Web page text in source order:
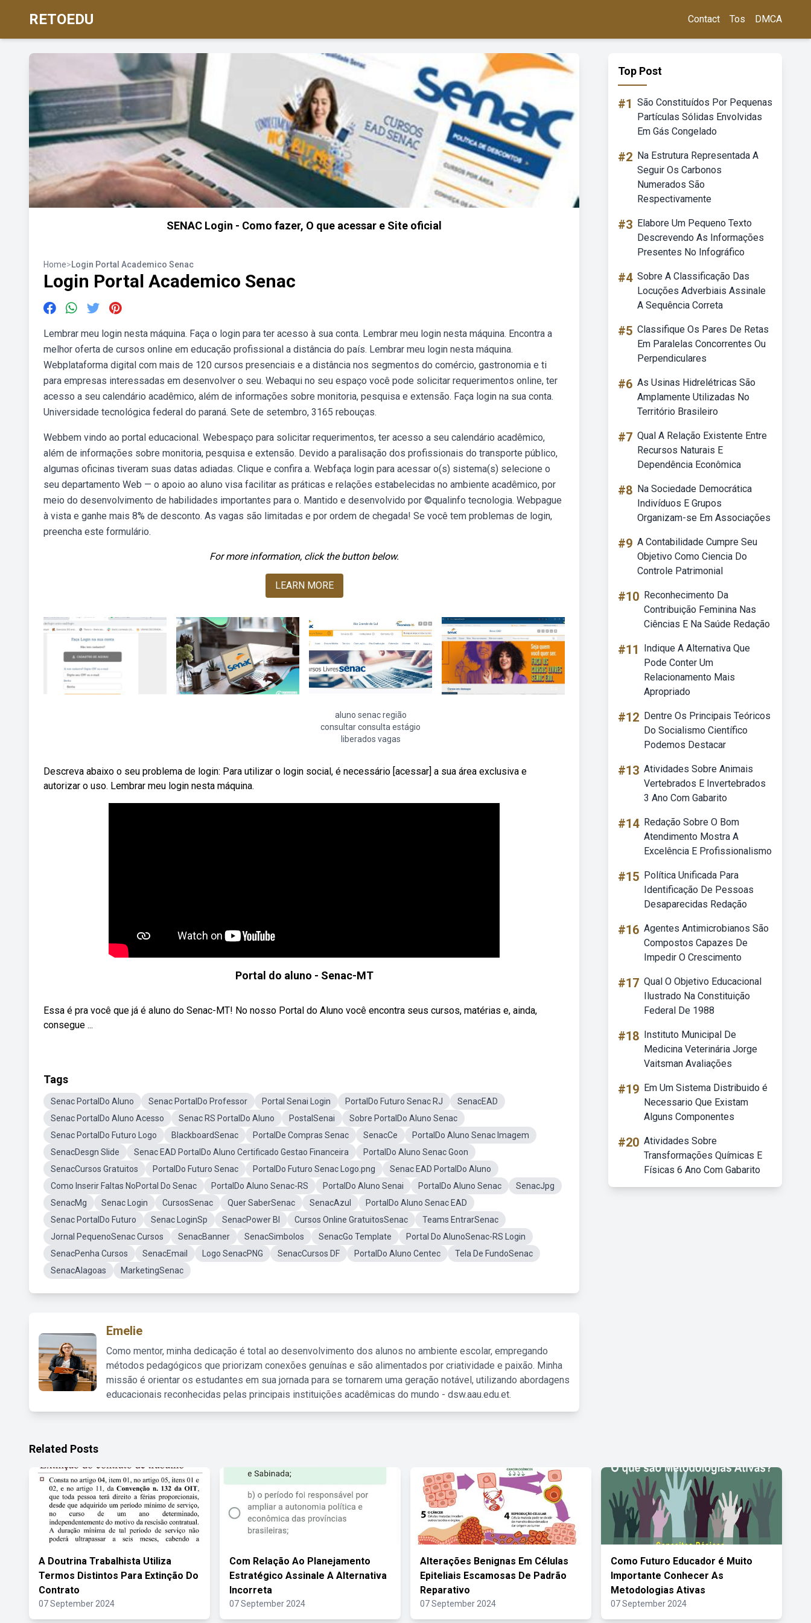
RETOEDU Contact Tos DMCA
SENAC Login - Como fazer, O que acessar e Site oficial
Home>Login Portal Academico Senac
Login Portal Academico Senac
Lembrar meu login nesta máquina. Faça o login para ter acesso à sua conta. Lembrar meu login nesta máquina. Encontra a
melhor oferta de cursos online em educação profissional a distância do país. Lembrar meu login nesta máquina.
Webplataforma digital com mais de 120 cursos presenciais e a distância nos segmentos do comércio, gastronomia e ti
para empresas interessadas em desenvolver o seu. Webaqui no seu espaço você pode solicitar requerimentos online, ter
acesso a seu calendário acadêmico, além de informações sobre monitoria, pesquisa e extensão. Faça login na sua conta.
Universidade tecnológica federal do paraná. Sete de setembro, 3165 rebouças.
Webbem vindo ao portal educacional. Webespaço para solicitar requerimentos, ter acesso a seu calendário acadêmico,
além de informações sobre monitoria, pesquisa e extensão. Devido a paralisação dos profissionais do transporte público,
algumas oficinas tiveram suas datas adiadas. Clique e confira a. Webfaça login para acessar o(s) sistema(s) selecione o
seu departamento Web — o apoio ao aluno visa facilitar as práticas e relações estabelecidas no ambiente acadêmico, por
meio do desenvolvimento de habilidades importantes para o. Mantido e desenvolvido por ©qualinfo tecnologia. Webpague
à vista e ganhe mais 8% de desconto. As vagas são limitadas e por ordem de chegada! Se você tem problemas de login,
preencha este formulário.
For more information, click the button below.
LEARN MORE
aluno senac região
consultar consulta estágio
liberados vagas
Descreva abaixo o seu problema de login: Para utilizar o login social, é necessário [acessar] a sua área exclusiva e
autorizar o uso. Lembrar meu login nesta máquina.
Portal do aluno - Senac-MT
Essa é pra você que já é aluno do Senac-MT! No nosso Portal do Aluno você encontra seus cursos, matérias e, ainda,
consegue ...
Tags
Senac PortalDo Aluno Senac PortalDo Professor Portal Senai Login PortalDo Futuro Senac RJ
SenacEAD
Senac PortalDo Aluno Acesso
Senac RS PortalDo Aluno PostalSenai
Sobre PortalDo Aluno Senac
Senac PortalDo Futuro Logo
BlackboardSenac PortalDe Compras Senac SenacCe
PortalDo Aluno Senac Imagem
SenacDesgn Slide
Senac EAD PortalDo Aluno Certificado Gestao Financeira
PortalDo Aluno Senac Goon
SenacCursos Gratuitos
PortalDo Futuro Senac PortalDo Futuro Senac Logo.png
Senac EAD PortalDo Aluno
Como Inserir Faltas NoPortal Do Senac
PortalDo Aluno Senac-RS PortalDo Aluno Senai PortalDo Aluno Senac
SenacJpg
SenacMg
Senac Login CursosSenac Quer SaberSenac SenacAzul
PortalDo Aluno Senac EAD
Senac PortalDo Futuro
Senac LoginSp SenacPower BI Cursos Online GratuitosSenac
Teams EntrarSenac
Jornal PequenoSenac Cursos
SenacBanner SenacSimbolos SenacGo Template
Portal Do AlunoSenac-RS Login
SenacPenha Cursos
SenacEmail Logo SenacPNG SenacCursos DF PortalDo Aluno Centec
Tela De FundoSenac
SenacAlagoas
MarketingSenac
Emelie
Como mentor, minha dedicação é total ao desenvolvimento dos alunos no ambiente escolar, empregando
métodos pedagógicos que priorizam conexões genuínas e são alimentados por criatividade e paixão. Minha
missão é orientar os estudantes em sua jornada para se tornarem uma geração notável, utilizando abordagens
educacionais reconhecidas pelas principais instituições acadêmicas do mundo - dsw.aau.edu.et.
Top Post
#1 São Constituídos Por Pequenas
Partículas Sólidas Envolvidas
Em Gás Congelado
#2 Na Estrutura Representada A
Seguir Os Carbonos
Numerados São
Respectivamente
#3 Elabore Um Pequeno Texto
Descrevendo As Informações
Presentes No Infográfico
#4 Sobre A Classificação Das
Locuções Adverbiais Assinale
A Sequência Correta
#5 Classifique Os Pares De Retas
Em Paralelas Concorrentes Ou
Perpendiculares
#6 As Usinas Hidrelétricas São
Amplamente Utilizadas No
Território Brasileiro
#7 Qual A Relação Existente Entre
Recursos Naturais E
Dependência Econômica
#8 Na Sociedade Democrática
Indivíduos E Grupos
Organizam-se Em Associações
#9 A Contabilidade Cumpre Seu
Objetivo Como Ciencia Do
Controle Patrimonial
#10 Reconhecimento Da
Contribuição Feminina Nas
Ciências E Na Saúde Redação
#11
Indique A Alternativa Que
Pode Conter Um
Relacionamento Mais
Apropriado
#12 Dentre Os Principais Teóricos
Do Socialismo Científico
Podemos Destacar
#13 Atividades Sobre Animais
Vertebrados E Invertebrados
3 Ano Com Gabarito
#14 Redação Sobre O Bom
Atendimento Mostra A
Excelência E Profissionalismo
#15 Política Unificada Para
Identificação De Pessoas
Desaparecidas Redação
#16 Agentes Antimicrobianos São
Compostos Capazes De
Impedir O Crescimento
#17 Qual O Objetivo Educacional
Ilustrado Na Constituição
Federal De 1988
#18 Instituto Municipal De
Medicina Veterinária Jorge
Vaitsman Avaliações
#19 Em Um Sistema Distribuido é
Necessario Que Existam
Alguns Componentes
#20 Atividades Sobre
Transformações Químicas E
Físicas 6 Ano Com Gabarito
Related Posts
A Doutrina Trabalhista Utiliza
Termos Distintos Para Extinção Do
Contrato
07 September 2024
Com Relação Ao Planejamento
Estratégico Assinale A Alternativa
Incorreta
07 September 2024
Alterações Benignas Em Células
Epiteliais Escamosas De Padrão
Reparativo
07 September 2024
Como Futuro Educador é Muito
Importante Conhecer As
Metodologias Ativas
07 September 2024